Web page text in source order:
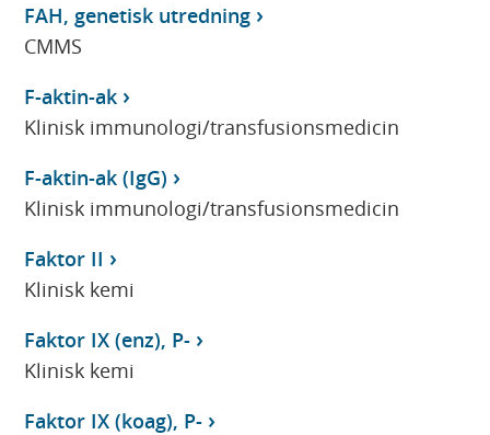
FAH, genetisk utredning
CMMS
F-aktin-ak
Klinisk immunologi/transfusionsmedicin
F-aktin-ak (IgG)
Klinisk immunologi/transfusionsmedicin
Faktor II
Klinisk kemi
Faktor IX (enz), P-
Klinisk kemi
Faktor IX (koag), P-